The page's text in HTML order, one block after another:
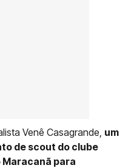
Venê Casagrande, um
de scout do clube
para